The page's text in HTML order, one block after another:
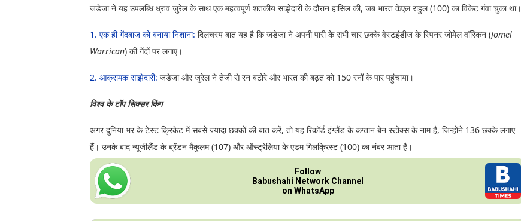
जडेजा ने यह उपलब्धि ध्रुव जुरेल के साथ एक महत्वपूर्ण शतकीय साझेदारी के दौरान हासिल की, जब भारत केएल राहुल (100) का विकेट गंवा चुका था।
1. एक ही गेंदबाज को बनाया निशाना: दिलचस्प बात यह है कि जडेजा ने अपनी पारी के सभी चार छक्के वेस्टइंडीज के स्पिनर जोमेल वॉरिकन (Jomel
Warrican) की गेंदों पर लगाए।
2. आक्रामक साझेदारी: जडेजा और जुरेल ने तेजी से रन बटोरे और भारत की बढ़त को 150 रनों के पार पहुंचाया।
विश्व के टॉप सिक्सर किंग
अगर दुनिया भर के टेस्ट क्रिकेट में सबसे ज्यादा छक्कों की बात करें, तो यह रिकॉर्ड इंग्लैंड के कप्तान बेन स्टोक्स के नाम है, जिन्होंने 136 छक्के लगाए
हैं। उनके बाद न्यूजीलैंड के ब्रेंडन मैकुलम (107) और ऑस्ट्रेलिया के एडम गिलक्रिस्ट (100) का नंबर आता है।
Follow
Babushahi Network Channel
on WhatsApp